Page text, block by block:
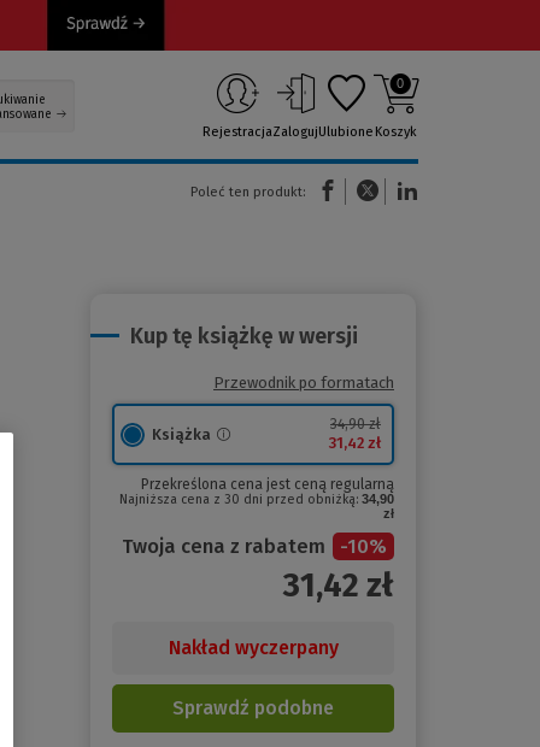
RejestracjaZalogujUlubione
0
Koszyk
Poleć ten produkt:
(Nowe okno)(Link do innej strony)
Kup tę książkę w wersji
Przewodnik po formatach
Książka
34,90 zł
31,42 zł
Przekreślona cena jest ceną regularną
Najniższa cena z 30 dni przed obniżką: 34,90
zł
Twoja cena z rabatem -10%
31,42 zł
Nakład wyczerpany
Sprawdź podobne